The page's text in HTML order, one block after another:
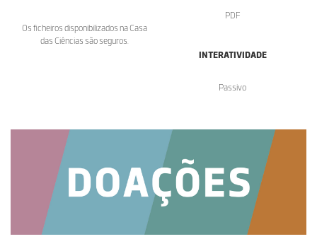
Os ficheiros disponibilizados na Casa
das Ciências são seguros.
PDF
INTERATIVIDADE
Passivo